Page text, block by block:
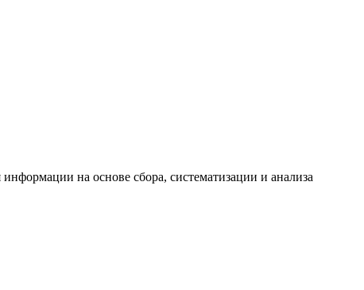
на основе сбора, систематизации и анализа